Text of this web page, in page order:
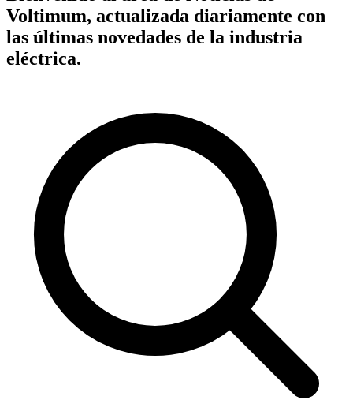
Voltimum, actualizada diariamente con
las últimas novedades de la industria
eléctrica.